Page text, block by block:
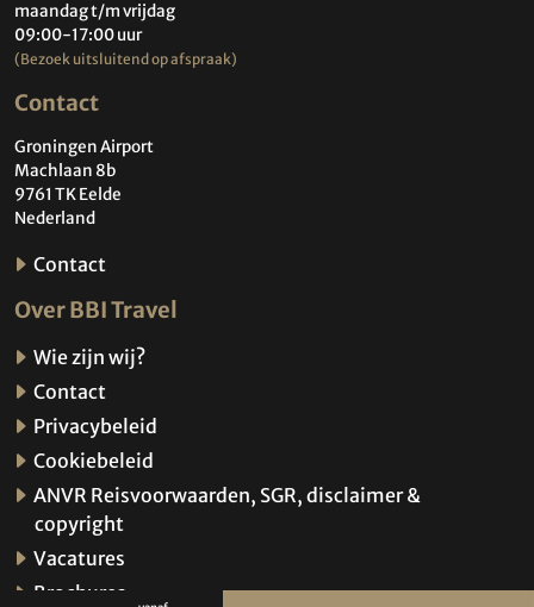
maandag t/m vrijdag
09:00-17:00 uur
(Bezoek uitsluitend op afspraak)
Contact
Groningen Airport
Machlaan 8b
9761 TK Eelde
Nederland
Contact
Over BBI Travel
Wie zijn wij?
Contact
Privacybeleid
Cookiebeleid
ANVR Reisvoorwaarden, SGR, disclaimer &
copyright
Vacatures
Brochures